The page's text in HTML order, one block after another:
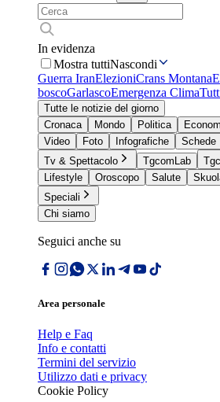
In evidenza
Mostra tuttiNascondi
Guerra IranElezioniCrans Montana
boscoGarlascoEmergenza Clima
Tutte le notizie del giorno
Cronaca
Mondo Politica
Video
Foto Infografiche
Schede
Tv & Spettacolo
TgcomLab
Lifestyle
Oroscopo Salute
Speciali
Chi siamo
Seguici anche su
Area personale
Help e Faq
Info e contatti
Termini del servizio
Utilizzo dati e privacy
Cookie Policy